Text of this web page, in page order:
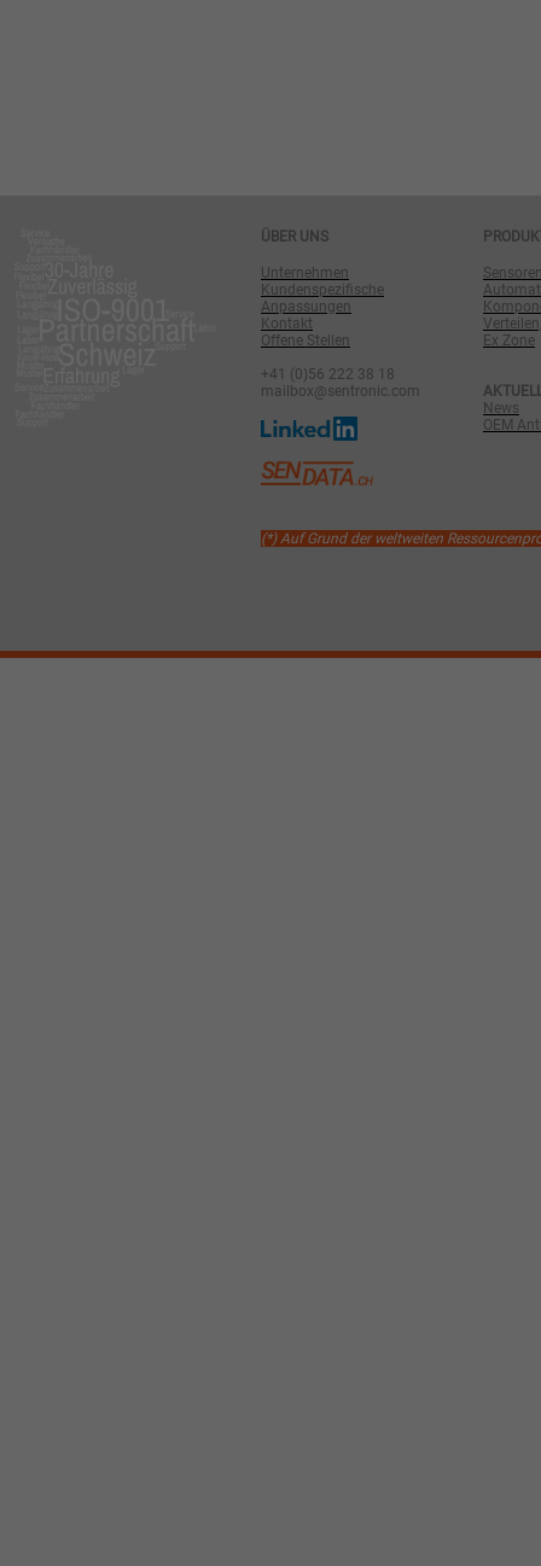
ÜBER UNS
Unternehmen
Kundenspezifische
Anpassungen
Kontakt
Offene Stellen
+41 (0)56 222 38 18
mailbox@sentronic.com
Ex Zone
News
OEM
(*) Auf Grund der weltweiten